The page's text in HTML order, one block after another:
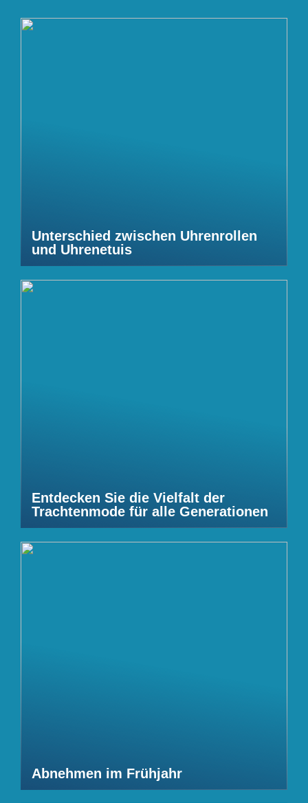
Unterschied zwischen Uhrenrollen
und Uhrenetuis
Entdecken Sie die Vielfalt der
Trachtenmode für alle Generationen
Abnehmen im Frühjahr